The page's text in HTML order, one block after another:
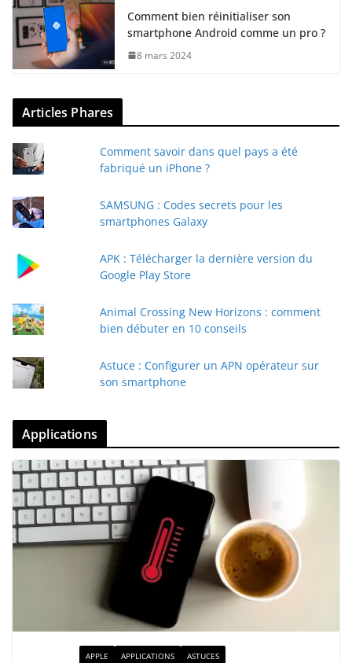
Comment bien réinitialiser son
smartphone Android comme un pro ?
8 mars 2024
Articles Phares
Comment savoir dans quel pays a été
fabriqué un iPhone ?
SAMSUNG : Codes secrets pour les
smartphones Galaxy
APK : Télécharger la dernière version du
Google Play Store
Animal Crossing New Horizons : comment
bien débuter en 10 conseils
Astuce : Configurer un APN opérateur sur
son smartphone
Applications
APPLE APPLICATIONS ASTUCES